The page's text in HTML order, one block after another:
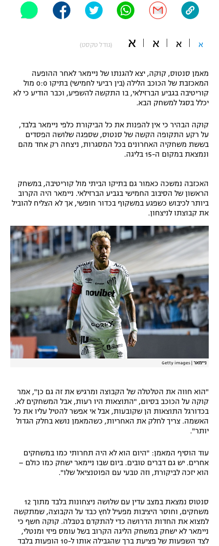
"מחצית בשכונה" – פודקאסט
משתתפים וזוכים בפרסים
תקנון משתתפים וזוכים בפרסים
תקנון עבור פעילות אלקטרה
תקנון עבור פעילות ספורט 1 – "מרלן"
טניס
תנאי שימוש
מדיניות פרטיות
תקנון פעילות ספורט 1
רשיון להקרנה פומבית לבית עסק
הצטרפות לחבילת הערוצים
לוח דרושים – ג'ובנט
תגיות
המגזין
אופניים
ספורט מוטורי
פוטבול אמריקאי NFL
ספורט אתגרי ואקסטרים
גיימינג E-Sports
א א א א (גודל טקסט)
מאמן סנטוס, קוקה, יצא להגנתו של ניימאר לאחר ההופעה
המאכזבת של הכוכב הלילה (בין רביעי לחמישי) בתיקו 0:0 מול
קוריטיבה בגביע הברזילאי, בו התקשה להשפיע, וכבר הודיע כי לא
יכלל בסגל למשחק הבא.
קוקה הבהיר כי אין להפנות את כל הביקורת כלפי ניימאר בלבד,
על רקע התקופה הקשה של סנטוס, שספגה שלושה הפסדים
בששת משחקיה האחרונים בכל המסגרות, ניצחה רק אחד מהם
ונמצאת במקום ה-15 בליגה.
האכזבה נמשכה כאמור גם בתיקו הביתי מול קוריטיבה, במשחק
הראשון של הסיבוב החמישי בגביע הברזילאי. ניימאר היה הקרוב
ביותר לכיבוש כשפגע במשקוף בכדור חופשי, אך לא הצליח להוביל
את קבוצתו לניצחון.
ניימאר Getty images
"הוא חווה את הטלטלה של הקבוצה ומרגיש את זה גם כן", אמר
קוקה על הכוכב בסיום, "התוצאות היו רעות, אבל המשחקים לא.
בכדורגל התוצאות הן שקובעות, אבל אי אפשר להטיל עליו את כל
האשמה. צריך לחלק את האחריות, כשהמאמן נושא בחלק הגדול
יותר".
עוד הוסיף המאמן: "היום הוא לא היה תחרותי כמו במשחקים
אחרים. יש גם דברים טובים. ביום שבו ניימאר ישחק כמו כולם –
הוא יזכה לביקורת, וזה טבעי עם הפוטנציאל שלו".
סנטוס נמצאת במצב עדין עם שלושה ניצחונות בלבד מתוך 12
משחקים, וחוסר היציבות מפעיל לחץ כבד על הקבוצה, שמתקשה
למצוא את החדות הדרושה כדי להתקדם בטבלה. קוקה חשף כי
ניימאר לא ישחק במשחק הליגה הקרוב בשל עומס פיזי ומנטלי,
לצד השפעות של פציעת ברך שהגבילה אותו ל-10 הופעות בלבד